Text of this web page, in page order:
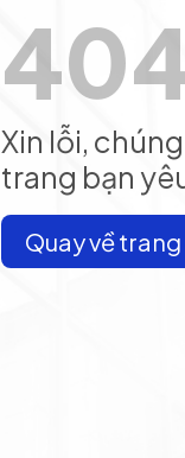
Xin lỗi,
trang bạn
Quay về